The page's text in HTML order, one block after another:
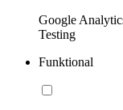
Google
Testing
Funktional